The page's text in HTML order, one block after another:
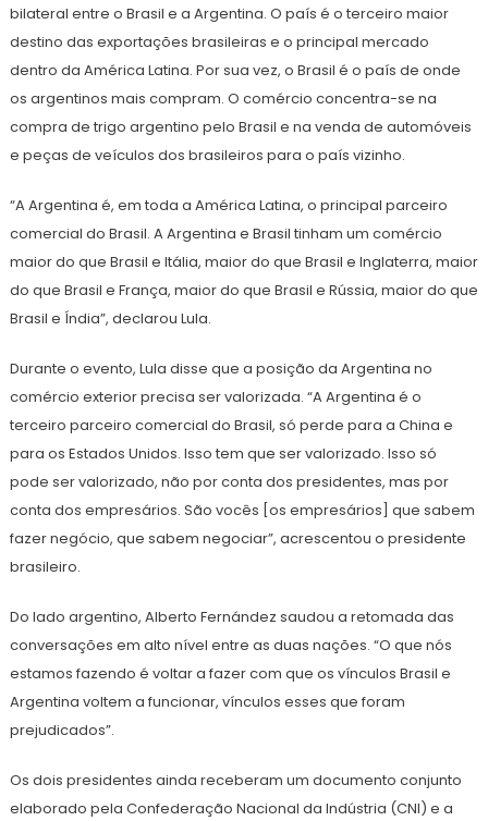
bilateral entre o Brasil e a Argentina. O país é o terceiro maior
destino das exportações brasileiras e o principal mercado
dentro da América Latina. Por sua vez, o Brasil é o país de onde
os argentinos mais compram. O comércio concentra-se na
compra de trigo argentino pelo Brasil e na venda de automóveis
e peças de veículos dos brasileiros para o país vizinho.
“A Argentina é, em toda a América Latina, o principal parceiro
comercial do Brasil. A Argentina e Brasil tinham um comércio
maior do que Brasil e Itália, maior do que Brasil e Inglaterra, maior
do que Brasil e França, maior do que Brasil e Rússia, maior do que
Brasil e Índia”, declarou Lula.
Durante o evento, Lula disse que a posição da Argentina no
comércio exterior precisa ser valorizada. “A Argentina é o
terceiro parceiro comercial do Brasil, só perde para a China e
para os Estados Unidos. Isso tem que ser valorizado. Isso só
pode ser valorizado, não por conta dos presidentes, mas por
conta dos empresários. São vocês [os empresários] que sabem
fazer negócio, que sabem negociar”, acrescentou o presidente
brasileiro.
Do lado argentino, Alberto Fernández saudou a retomada das
conversações em alto nível entre as duas nações. “O que nós
estamos fazendo é voltar a fazer com que os vínculos Brasil e
Argentina voltem a funcionar, vínculos esses que foram
prejudicados”.
Os dois presidentes ainda receberam um documento conjunto
elaborado pela Confederação Nacional da Indústria (CNI) e a